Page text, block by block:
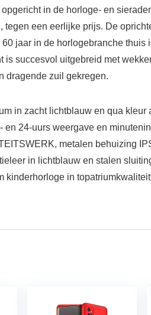
in de horloge- en
tegen een eerlijke prijs. De
jaar in de horlogebranche thuis
is succesvol uitgebreid met
dragende zuil gekregen.
in zacht lichtblauw en qua kleur
en 24-uurs weergave en
metalen behuizing
in lichtblauw en stalen
kinderhorloge in